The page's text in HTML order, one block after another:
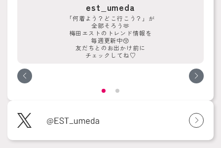
est_umeda
「何着よう？どこ行こう？」が
全部そろう🫶
梅田エストのトレンド情報を
毎週更新中😚
友だちとのお出かけ前に
チェックしてね♡